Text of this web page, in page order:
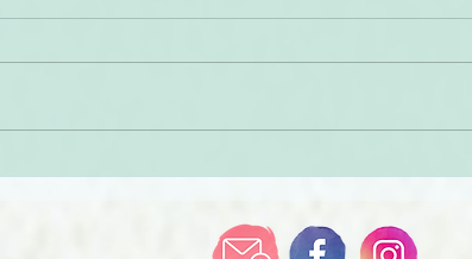
Naturales en Otoño e